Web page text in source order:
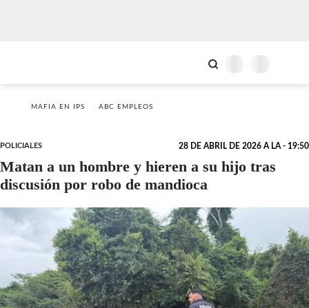
MAFIA EN IPS ABC EMPLEOS
POLICIALES 28 DE ABRIL DE 2026 A LA - 19:50
Matan a un hombre y hieren a su hijo tras
discusión por robo de mandioca